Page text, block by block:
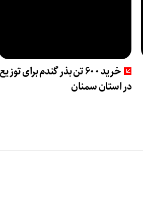
خرید ۶۰۰ تن بذر گندم برای توزیع
در استان سمنان